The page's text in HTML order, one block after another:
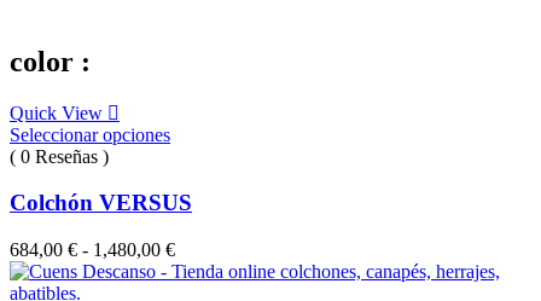
color :
Quick View
Seleccionar opciones
( 0 Reseñas )
Colchón VERSUS
684,00 € - 1,480,00 €Rango
de